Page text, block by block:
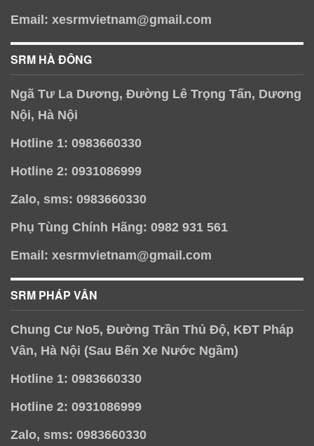
Email: xesrmvietnam@gmail.com
SRM HÀ ĐÔNG
Ngã Tư La Dương, Đường Lê Trọng Tấn, Dương
Nội, Hà Nội
Hotline 1: 0983660330
Hotline 2: 0931086999
Zalo, sms: 0983660330
Phụ Tùng Chính Hãng: 0982 931 561
Email: xesrmvietnam@gmail.com
SRM PHÁP VÂN
Chung Cư No5, Đường Trần Thủ Độ, KĐT Pháp
Vân, Hà Nội (Sau Bến Xe Nước Ngầm)
Hotline 1: 0983660330
Hotline 2: 0931086999
Zalo, sms: 0983660330